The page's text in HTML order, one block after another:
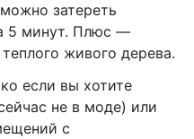
затереть
5 минут. Плюс —
живого дерева.
если вы хотите
не в моде) или
с